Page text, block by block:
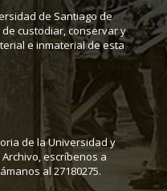
de Santiago de
de custodiar, conservar y
e inmaterial de esta
de la Universidad y
escríbenos a
al 27180275.